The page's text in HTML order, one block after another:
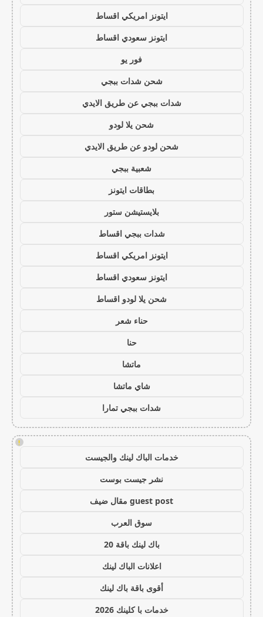
ايتونز امريكي اقساط
ايتونز سعودي اقساط
فور يو
شحن شدات ببجي
شدات ببجي عن طريق الايدي
شحن يلا لودو
شحن لودو عن طريق الايدي
شعبية ببجي
بطاقات ايتونز
بلايستيشن ستور
شدات ببجي اقساط
ايتونز امريكي اقساط
ايتونز سعودي اقساط
شحن يلا لودو اقساط
حناء شعر
حنا
ماتشا
شاي ماتشا
شدات ببجي تمارا
!
خدمات الباك لينك والجيست
نشر جيست بوست
guest post مقال ضيف
سوق العرب
باك لينك باقة 20
اعلانات الباك لينك
أقوى باقة باك لينك
خدمات با كلينك 2026